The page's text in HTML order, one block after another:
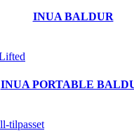
INUA BALDUR
INUA PORTABLE